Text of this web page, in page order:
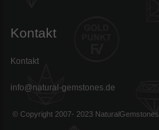
Kontakt
Kontakt
info@natural-gemstones.de
© Copyright 2007- 2023 NaturalGemstones